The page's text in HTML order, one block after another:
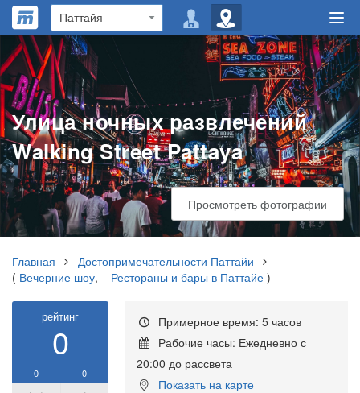
Улица ночных развлечений
Walking Street Pattaya
Просмотреть фотографии
Главная
Достопримечательности Паттайи
( Вечерние шоу, Рестораны и бары в Паттайе )
рейтинг
0
0 0
Примерное время: 5 часов
Рабочие часы: Ежедневно с
20:00 до рассвета
Показать на карте